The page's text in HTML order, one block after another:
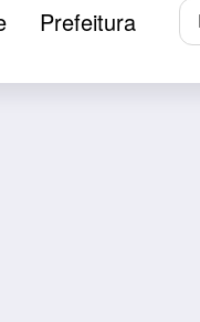
Prefeitura